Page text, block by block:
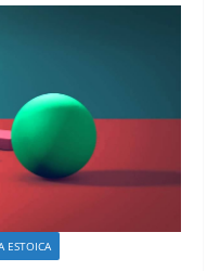
ESTOICA